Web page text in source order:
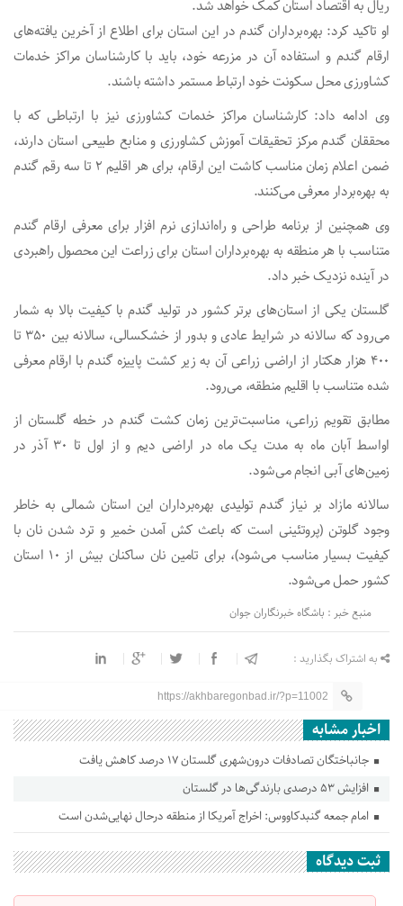
ریال به اقتصاد استان کمک خواهد شد.
او تاکید کرد: بهره‌برداران گندم در این استان برای اطلاع از آخرین یافته‌های
ارقام گندم و استفاده آن در مزرعه خود، باید با کارشناسان مراکز خدمات
کشاورزی محل سکونت خود ارتباط مستمر داشته باشند.
وی ادامه داد: کارشناسان مراکز خدمات کشاورزی نیز با ارتباطی که با
محققان گندم مرکز تحقیقات آموزش کشاورزی و منابع طبیعی استان دارند،
ضمن اعلام زمان مناسب کاشت این ارقام، برای هر اقلیم ۲ تا سه رقم گندم
به بهره‌بردار معرفی می‌کنند.
وی همچنین از برنامه طراحی و راه‌اندازی نرم افزار برای معرفی ارقام گندم
متناسب با هر منطقه به بهره‌برداران استان برای زراعت این محصول راهبردی
در آینده نزدیک خبر داد.
گلستان یکی از استان‌های برتر کشور در تولید گندم با کیفیت بالا به شمار
می‌رود که سالانه در شرایط عادی و بدور از خشکسالی، سالانه بین ۳۵۰ تا
۴۰۰ هزار هکتار از اراضی زراعی آن به زیر کشت پاییزه گندم با ارقام معرفی
شده متناسب با اقلیم منطقه، می‌رود.
مطابق تقویم زراعی، مناسبت‌ترین زمان کشت گندم در خطه گلستان از
اواسط آبان ماه به مدت یک ماه در اراضی دیم و از اول تا ۳۰ آذر در
زمین‌های آبی انجام می‌شود.
سالانه مازاد بر نیاز گندم تولیدی بهره‌برداران این استان شمالی به خاطر
وجود گلوتن (پروتئینی است که باعث کش آمدن خمیر و ترد شدن نان با
کیفیت بسیار مناسب می‌شود)، برای تامین نان ساکنان بیش از ۱۰ استان
کشور حمل می‌شود.
منبع خبر : باشگاه خبرنگاران جوان
به اشتراک بگذارید :
https://akhbaregonbad.ir/?p=11002
اخبار مشابه
جانباختگان تصادفات درون‌شهری گلستان ۱۷ درصد کاهش یافت
افزایش ۵۳ درصدی بارندگی‌ها در گلستان
امام جمعه گنبدکاووس: اخراج آمریکا از منطقه درحال نهایی‌شدن است
ثبت دیدگاه